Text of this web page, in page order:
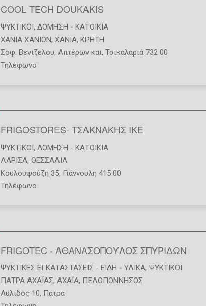
COOL TECH DOUKAKIS
ΨΥΚΤΙΚΟΊ, ΔΌΜΗΣΗ - ΚΑΤΟΙΚΊΑ
ΧΑΝΙΑ ΧΑΝΙΩΝ, ΧΑΝΙΑ, ΚΡΗΤΗ
Σοφ. Βενιζελου, Απτέρων και, Τσικαλαριά 732 00
Τηλέφωνο
FRIGOSTORES- ΤΣΑΚΝΑΚΗΣ ΙΚΕ
ΨΥΚΤΙΚΟΊ, ΔΌΜΗΣΗ - ΚΑΤΟΙΚΊΑ
ΛΑΡΙΣΑ, ΘΕΣΣΑΛΙΑ
Κουλουψούζη 35, Γιάννουλη 415 00
Τηλέφωνο
FRIGOTEC - ΑΘΑΝΑΣΟΠΟΥΛΟΣ ΣΠΥΡΙΔΩΝ
ΨΥΚΤΙΚΈΣ ΕΓΚΑΤΑΣΤΆΣΕΙΣ - ΕΊΔΗ - ΥΛΙΚΆ, ΨΥΚΤΙΚΟΊ
ΠΑΤΡΑ ΑΧΑΪΑΣ, ΑΧΑΪΑ, ΠΕΛΟΠΟΝΝΗΣΟΣ
Αυλίδος 10, Πάτρα